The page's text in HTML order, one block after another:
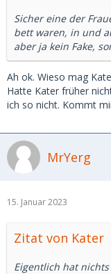
Sicher eine der
bett waren, in und
aber ja kein Fake,
Ah ok. Wieso mag
Hatte Kater früher
ich so nicht. Kommt
MrYerg
15. Januar 2023
Zitat von Kater
Eigentlich hat